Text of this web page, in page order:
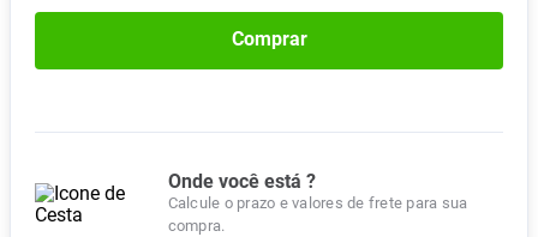
Comprar
Onde você está ?
Calcule o prazo e valores de frete para sua
compra.